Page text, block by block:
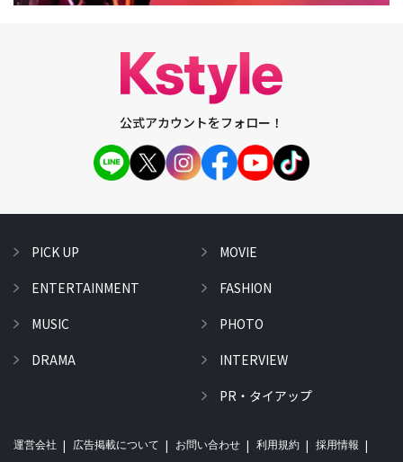
公式アカウントをフォロー！
PICK UP
ENTERTAINMENT
MUSIC
DRAMA
MOVIE
FASHION
PHOTO
INTERVIEW
PR・タイアップ
運営会社 広告掲載について お問い合わせ 利用規約 採用情報